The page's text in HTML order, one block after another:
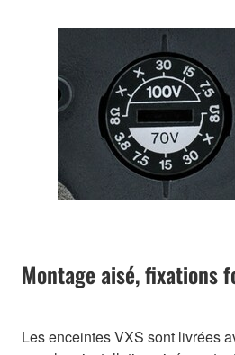
Montage aisé, fixations
Les enceintes VXS sont livrées